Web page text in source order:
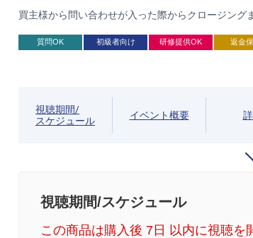
買主様から問い合わせが入った際からクロージング
質問OK 初級者向け 研修提供OK 返金
視聴期間/
スケジュール
イベント概要
視聴期間/スケジュール
この商品は購入後 7日 以内に視聴を